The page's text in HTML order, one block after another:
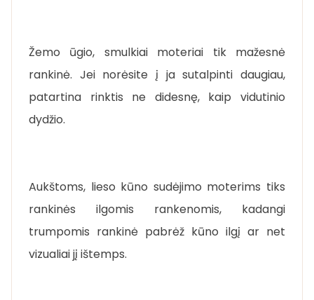
Žemo ūgio, smulkiai moteriai tik mažesnė
rankinė. Jei norėsite į ja sutalpinti daugiau,
patartina rinktis ne didesnę, kaip vidutinio
dydžio.
Aukštoms, lieso kūno sudėjimo moterims tiks
rankinės ilgomis rankenomis, kadangi
trumpomis rankinė pabrėž kūno ilgį ar net
vizualiai jį ištemps.